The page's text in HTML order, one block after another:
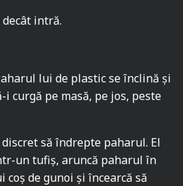
intră.
lui de plastic se înclină și
i curgă pe masă, pe jos, peste
să îndrepte paharul. El
un tufiș, aruncă paharul în
de gunoi și încearcă să